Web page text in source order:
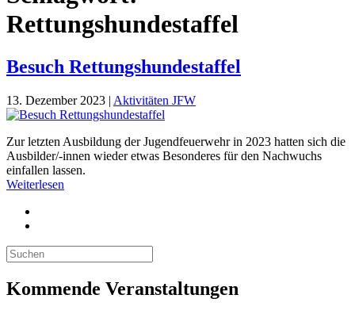
Rettungshundestaffel
Besuch Rettungshundestaffel
13. Dezember 2023 | Aktivitäten JFW
Zur letzten Ausbildung der Jugendfeuerwehr in 2023 hatten sich die
Ausbilder/-innen wieder etwas Besonderes für den Nachwuchs
einfallen lassen.
Weiterlesen
Kommende Veranstaltungen